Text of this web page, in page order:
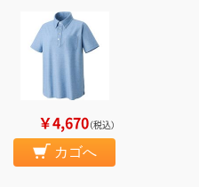
￥4,670（税込）
カゴへ